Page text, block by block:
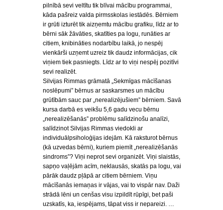
pilnībā sevi veltītu tik blīvai mācību programmai,
kāda pašreiz valda pirmsskolas iestādēs. Bērniem
ir grūti izturēt tik aizņemtu mācību grafiku, līdz ar to
bērni sāk žāvāties, skatīties pa logu, runāties ar
citiem, knibināties nodarbību laikā, jo nespēj
vienkārši uzņemt uzreiz tik daudz informācijas, cik
viņiem tiek pasniegts. Līdz ar to viņi nespēj pozitīvi
sevi realizēt.
Silvijas Rimmas grāmatā „Sekmīgas mācīšanas
noslēpumi” bērnus ar saskarsmes un mācību
grūtībām sauc par „nerealizējušiem” bērniem. Savā
kursa darbā es veikšu 5,6 gadu vecu bērnu
„nerealizēšanās” problēmu salīdzinošu analīzi,
salīdzinot Silvijas Rimmas viedokli ar
individuālpsiholoģijas idejām. Kā raksturot bērnus
(kā uzvedas bērni), kuriem piemīt „nerealizēšanās
sindroms”? Viņi neprot sevi organizēt. Viņi slaistās,
sapņo vaļējām acīm, neklausās, skatās pa logu, vai
pārāk daudz pļāpā ar citiem bērniem. Viņu
mācīšanās iemaņas ir vājas, vai to vispār nav. Daži
strādā lēni un cenšas visu izpildīt rūpīgi, bet paši
uzskatīs, ka, iespējams, tāpat viss ir nepareizi. …